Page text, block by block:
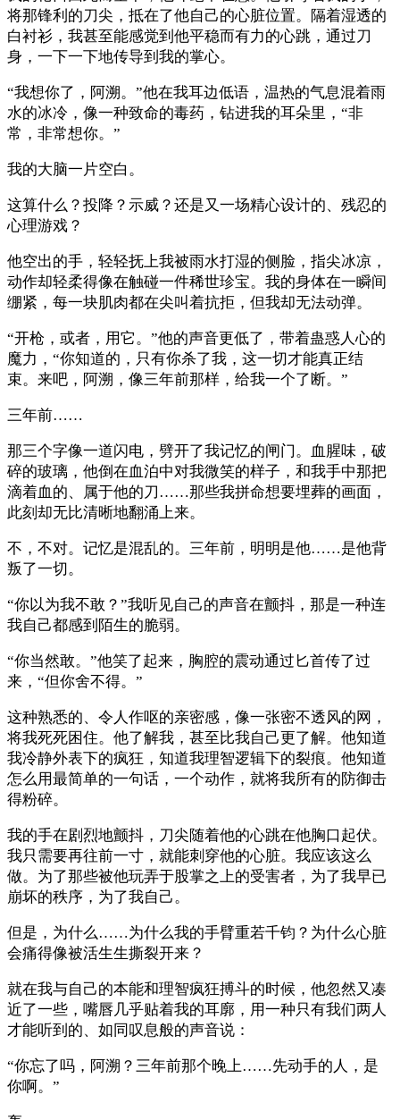
将那锋利的刀尖，抵在了他自己的心脏位置。隔着湿透的
白衬衫，我甚至能感觉到他平稳而有力的心跳，通过刀
身，一下一下地传导到我的掌心。
“我想你了，阿溯。”他在我耳边低语，温热的气息混着雨
水的冰冷，像一种致命的毒药，钻进我的耳朵里，“非
常，非常想你。”
我的大脑一片空白。
这算什么？投降？示威？还是又一场精心设计的、残忍的
心理游戏？
他空出的手，轻轻抚上我被雨水打湿的侧脸，指尖冰凉，
动作却轻柔得像在触碰一件稀世珍宝。我的身体在一瞬间
绷紧，每一块肌肉都在尖叫着抗拒，但我却无法动弹。
“开枪，或者，用它。”他的声音更低了，带着蛊惑人心的
魔力，“你知道的，只有你杀了我，这一切才能真正结
束。来吧，阿溯，像三年前那样，给我一个了断。”
三年前……
那三个字像一道闪电，劈开了我记忆的闸门。血腥味，破
碎的玻璃，他倒在血泊中对我微笑的样子，和我手中那把
滴着血的、属于他的刀……那些我拼命想要埋葬的画面，
此刻却无比清晰地翻涌上来。
不，不对。记忆是混乱的。三年前，明明是他……是他背
叛了一切。
“你以为我不敢？”我听见自己的声音在颤抖，那是一种连
我自己都感到陌生的脆弱。
“你当然敢。”他笑了起来，胸腔的震动通过匕首传了过
来，“但你舍不得。”
这种熟悉的、令人作呕的亲密感，像一张密不透风的网，
将我死死困住。他了解我，甚至比我自己更了解。他知道
我冷静外表下的疯狂，知道我理智逻辑下的裂痕。他知道
怎么用最简单的一句话，一个动作，就将我所有的防御击
得粉碎。
我的手在剧烈地颤抖，刀尖随着他的心跳在他胸口起伏。
我只需要再往前一寸，就能刺穿他的心脏。我应该这么
做。为了那些被他玩弄于股掌之上的受害者，为了我早已
崩坏的秩序，为了我自己。
但是，为什么……为什么我的手臂重若千钧？为什么心脏
会痛得像被活生生撕裂开来？
就在我与自己的本能和理智疯狂搏斗的时候，他忽然又凑
近了一些，嘴唇几乎贴着我的耳廓，用一种只有我们两人
才能听到的、如同叹息般的声音说：
“你忘了吗，阿溯？三年前那个晚上……先动手的人，是
你啊。”